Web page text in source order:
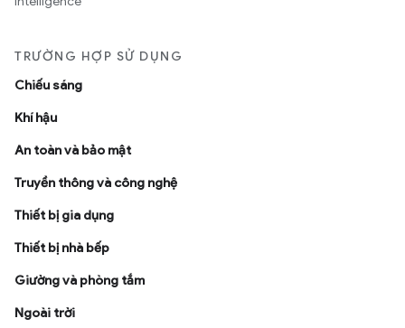
TRƯỜNG HỢP SỬ DỤNG
Chiếu sáng
Khí hậu
An toàn và bảo mật
Truyền thông và công nghệ
Thiết bị gia dụng
Thiết bị nhà bếp
Giường và phòng tắm
Ngoài trời